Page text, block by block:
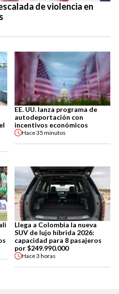
de violencia en
EE. UU. lanza programa de
autodeportación con
incentivos económicos
Hace35 minutos
Llega a Colombia la nueva
SUV de lujo híbrida 2026:
capacidad para 8 pasajeros
por $249.990.000
Hace3 horas